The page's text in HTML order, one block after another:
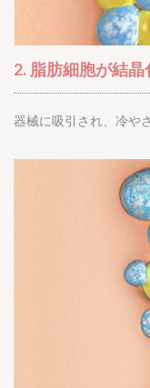
2. 脂肪細胞が結晶
器械に吸引され、冷や